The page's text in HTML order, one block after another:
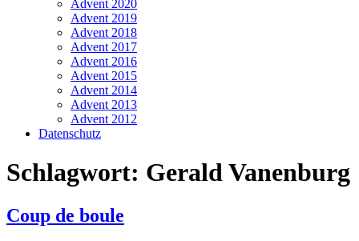
Advent 2020
Advent 2019
Advent 2018
Advent 2017
Advent 2016
Advent 2015
Advent 2014
Advent 2013
Advent 2012
Datenschutz
Schlagwort: Gerald Vanenburg
Coup de boule